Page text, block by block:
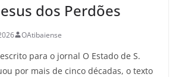
dos Perdões
OAtibaiense
para o jornal O Estado de S.
por mais de cinco décadas, o texto